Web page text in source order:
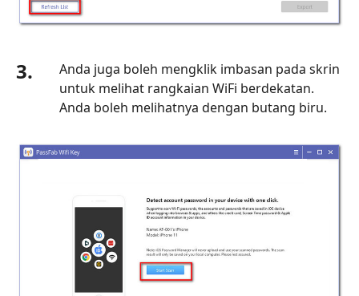
3.
Anda juga boleh mengklik imbasan pada skrin
untuk melihat rangkaian WiFi berdekatan.
Anda boleh melihatnya dengan butang biru.